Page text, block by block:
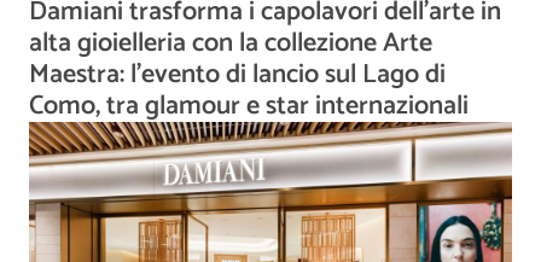
Damiani trasforma i capolavori dell’arte in
alta gioielleria con la collezione Arte
Maestra: l'evento di lancio sul Lago di
Como, tra glamour e star internazionali